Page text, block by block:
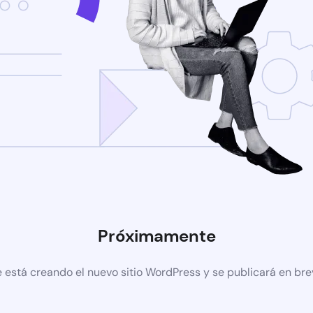
Próximamente
está creando el nuevo sitio WordPress y se publicará en